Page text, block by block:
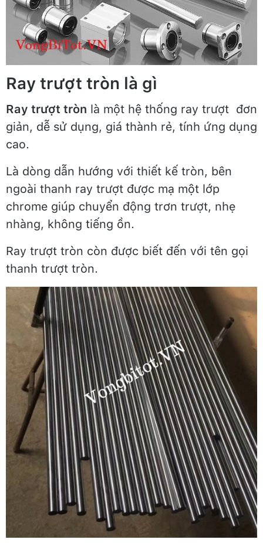
Ray trượt tròn là gì
Ray trượt tròn là một hệ thống ray trượt đơn
giản, dễ sử dụng, giá thành rẻ, tính ứng dụng
cao.
Là dòng dẫn hướng với thiết kế tròn, bên
ngoài thanh ray trượt được mạ một lớp
chrome giúp chuyển động trơn trượt, nhẹ
nhàng, không tiếng ồn.
Ray trượt tròn còn được biết đến với tên gọi
thanh trượt tròn.